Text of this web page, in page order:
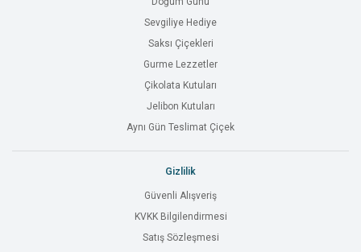
Sevgiliye Hediye
Saksı Çiçekleri
Gurme Lezzetler
Çikolata Kutuları
Jelibon Kutuları
Aynı Gün Teslimat Çiçek
Gizlilik
Güvenli Alışveriş
KVKK Bilgilendirmesi
Satış Sözleşmesi